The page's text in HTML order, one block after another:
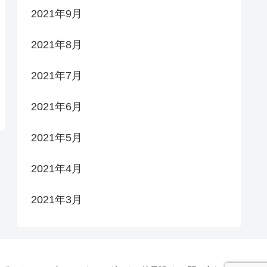
2021年9月
2021年8月
2021年7月
2021年6月
2021年5月
2021年4月
2021年3月